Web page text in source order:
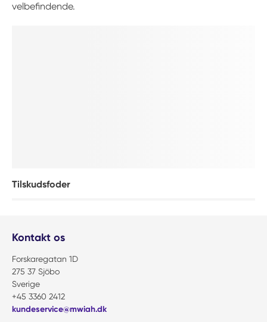
velbefindende.
Tilskudsfoder
Kontakt os
Forskaregatan 1D
275 37 Sjöbo
Sverige
+45 3360 2412
kundeservice@mwiah.dk